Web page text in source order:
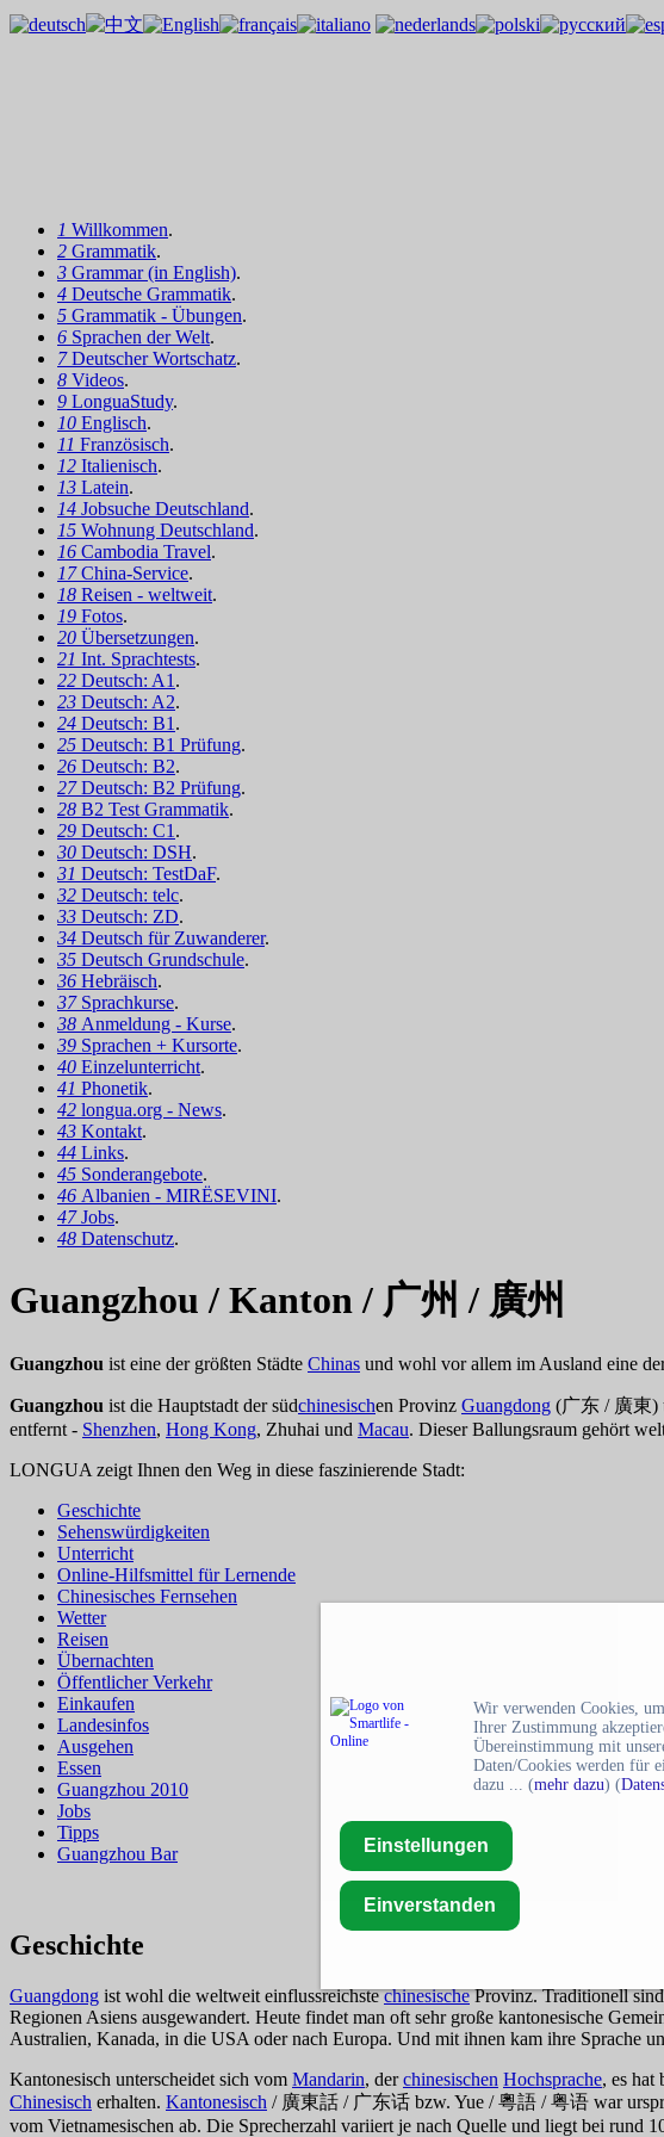
1 Willkommen.
2 Grammatik.
3 Grammar (in English).
4 Deutsche Grammatik.
5 Grammatik - Übungen.
6 Sprachen der Welt.
7Deutscher Wortschatz.
8 Videos.
9 LonguaStudy.
10 Englisch.
11 Französisch.
12 Italienisch.
13 Latein.
14 Jobsuche Deutschland.
15 Wohnung Deutschland.
16 Cambodia Travel.
17China-Service.
18 Reisen - weltweit.
19 Fotos.
20 Übersetzungen.
21 Int. Sprachtests.
22 Deutsch: A1 .
23 Deutsch: A2.
24 Deutsch: B1 .
25 Deutsch: B1 Prüfung.
26 Deutsch: B2.
27Deutsch: B2 Prüfung.
28 B2 Test Grammatik.
29 Deutsch: C1 .
30 Deutsch: DSH.
31 Deutsch: TestDaF.
32 Deutsch: telc.
33 Deutsch: ZD.
34 Deutsch für Zuwanderer.
35 Deutsch Grundschule.
36 Hebräisch.
37 Sprachkurse.
38 Anmeldung - Kurse.
39 Sprachen + Kursorte.
40 Einzelunterricht.
41 Phonetik.
42 longua.org - News.
43 Kontakt.
44 Links.
45 Sonderangebote.
46 Albanien - MIRËSEVINI.
47Jobs.
48 Datenschutz.
Wir verwenden Cookies,
Ihrer Zustimmung
Übereinstimmung mit
Daten/Cookies werden für
dazu ... (mehr dazu) (
Einstellungen
Einverstanden
Guangzhou / Kanton / 广州 / 廣州
Guangzhou ist eine der größten Städte Chinas und wohl vor allem im Ausland eine
Guangzhou ist die Hauptstadt der südchinesischen Provinz Guangdong (广东 / 廣東)
entfernt - Shenzhen, Hong Kong, Zhuhai und Macau. Dieser Ballungsraum gehört
LONGUA zeigt Ihnen den Weg in diese faszinierende Stadt:
Geschichte
Sehenswürdigkeiten
Unterricht
Online-Hilfsmittel für Lernende
Chinesisches Fernsehen
Wetter
Reisen
Übernachten
Öffentlicher Verkehr
Einkaufen
Landesinfos
Ausgehen
Essen
Guangzhou 2010
Jobs
Tipps
Guangzhou Bar
Geschichte
Guangdong ist wohl die weltweit einflussreichstechinesischeProvinz. Traditionell sind
Regionen Asiens ausgewandert. Heute findet man oft sehr große kantonesische
Australien, Kanada, in die USA oder nach Europa. Und mit ihnen kam ihre Sprache
Kantonesisch unterscheidet sich vom Mandarin, derchinesischen Hochsprache, es hat
Chinesisch erhalten. Kantonesisch / 廣東話 / 广东话 bzw. Yue / 粵語 / 粤语 war
vom Vietnamesischen ab. Die Sprecherzahl variiert je nach Quelle und liegt bei rund